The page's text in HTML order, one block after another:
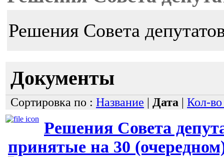
Решения Совета
Документы
Сортировка по : Название | Дата | Кол-во
Решения Совета
принятые на 30